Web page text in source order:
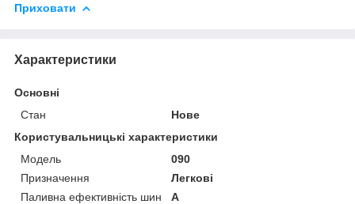
Приховати
Характеристики
Основні
Стан
Нове
Користувальницькі характеристики
Модель
090
Призначення
Легкові
Паливна ефективність шин
A